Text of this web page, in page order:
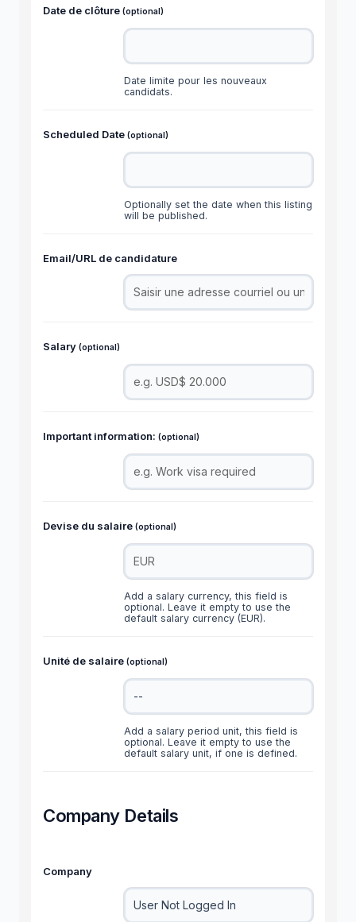
Date de clôture (optional)
Date limite pour les nouveaux
candidats.
Scheduled Date (optional)
Optionally set the date when this listing
will be published.
Email/URL de candidature
Salary (optional)
Important information: (optional)
Devise du salaire (optional)
Add a salary currency, this field is
optional. Leave it empty to use the
default salary currency (EUR).
Unité de salaire (optional)
Add a salary period unit, this field is
optional. Leave it empty to use the
default salary unit, if one is defined.
Company Details
Company